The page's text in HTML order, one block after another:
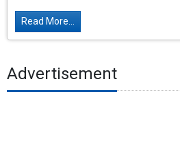
Read More...
Advertisement